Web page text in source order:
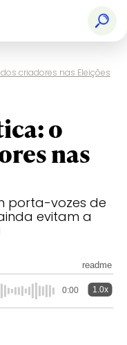
criadores nas Eleições
o
nas
porta-vozes de
evitam a
readme
0:00 1.0x